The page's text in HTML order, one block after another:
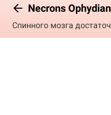
Necrons
Спинного мозга